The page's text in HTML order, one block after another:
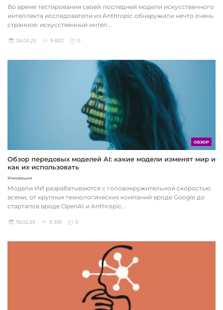
Во время тестирования своей последней модели искусственного
интеллекта исследователи из Anthropic обнаружили нечто очень
странное: искусственный интел...
26.05.25 9 832 0
ОБЗОР
Обзор передовых моделей AI: какие модели изменят мир и
как их использовать
Инновации
Модели ИИ разрабатываются с головокружительной скоростью
всеми, от крупных технологических компаний вроде Google до
стартапов вроде OpenAI и Anthropic...
18.02.25 9 391 0